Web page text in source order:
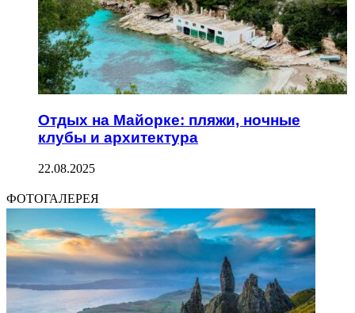
Отдых на Майорке: пляжи, ночные
клубы и архитектура
22.08.2025
ФОТОГАЛЕРЕЯ